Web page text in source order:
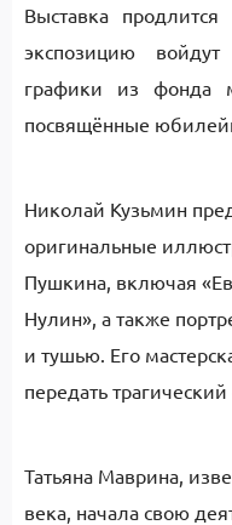
Выставка
экспозицию
графики из фонда
посвящённые
Николай Кузьмин
оригинальные
Пушкина, включая
Нулин», а также
и тушью. Его
передать
Татьяна Маврина,
века, начала свою